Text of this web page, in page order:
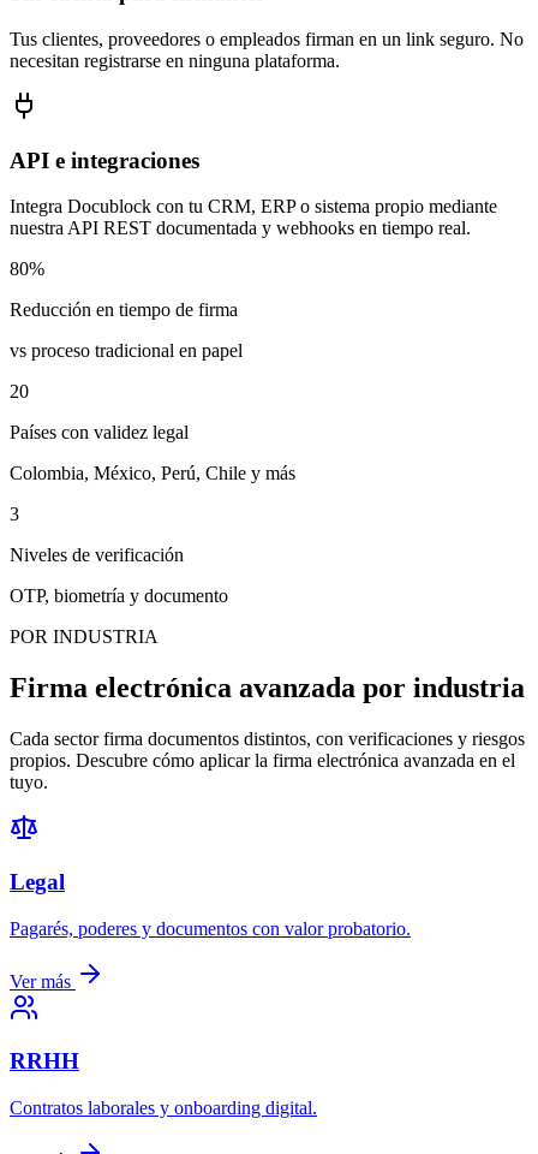
Tus clientes, proveedores o empleados firman en un link seguro. No
necesitan registrarse en ninguna plataforma.
API e integraciones
Integra Docublock con tu CRM, ERP o sistema propio mediante
nuestra API REST documentada y webhooks en tiempo real.
80%
Reducción en tiempo de firma
vs proceso tradicional en papel
20
Países con validez legal
Colombia, México, Perú, Chile y más
3
Niveles de verificación
OTP, biometría y documento
POR INDUSTRIA
Firma electrónica avanzada por industria
Cada sector firma documentos distintos, con verificaciones y riesgos
propios. Descubre cómo aplicar la firma electrónica avanzada en el
tuyo.
Legal
Pagarés, poderes y documentos con valor probatorio.
Ver más
RRHH
Contratos laborales y onboarding digital.